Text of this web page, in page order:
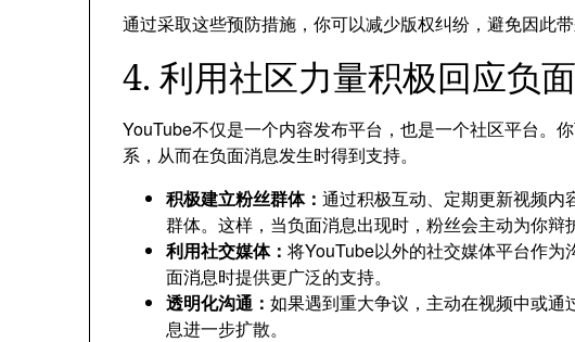
通过采取这些预防措施，你可以减少版权纠纷，避免因此带
4. 利用社区力量积极回应负
YouTube不仅是一个内容发布平台，也是一个社区平台。
系，从而在负面消息发生时得到支持。
积极建立粉丝群体： 通过积极互动、定期更新视频内
群体。这样，当负面消息出现时，粉丝会主动为你辩
利用社交媒体： 将YouTube以外的社交媒体平台作
面消息时提供更广泛的支持。
透明化沟通： 如果遇到重大争议，主动在视频中或
息进一步扩散。